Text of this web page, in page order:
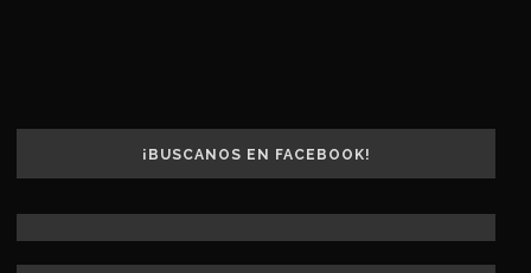
¡BUSCANOS EN FACEBOOK!